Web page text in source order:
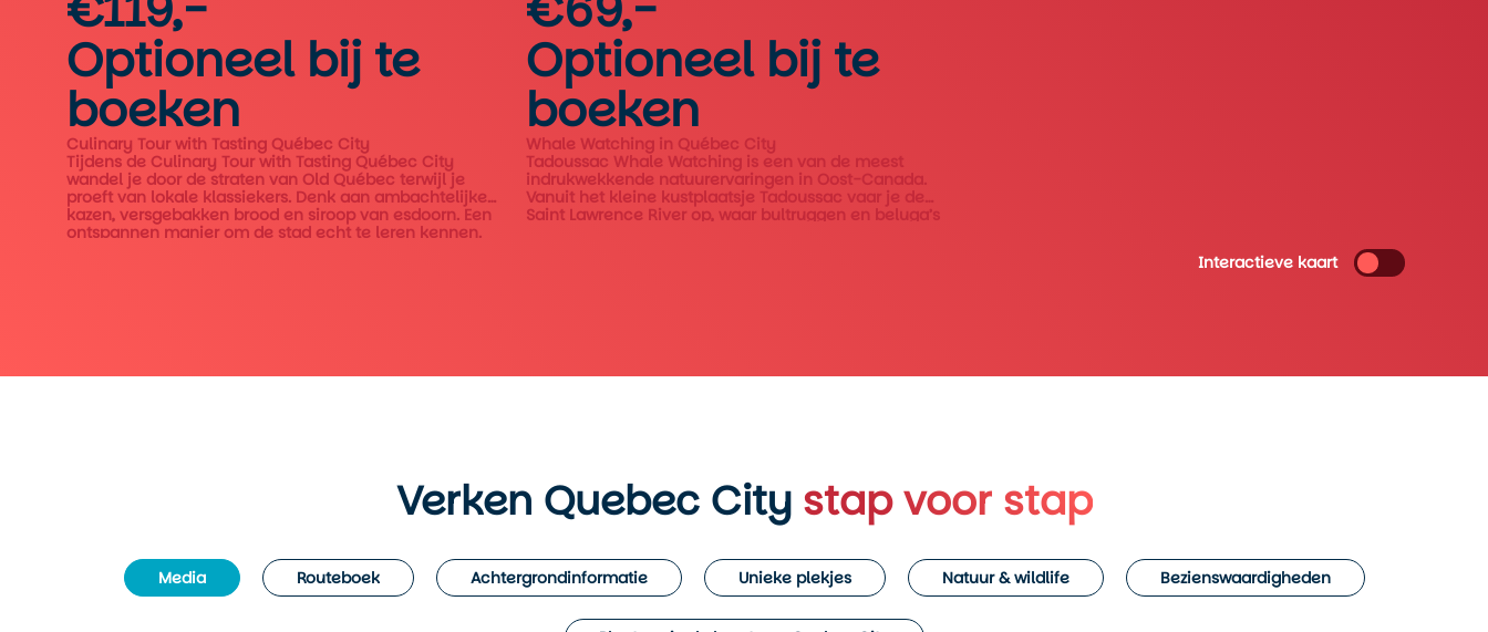
Interactieve kaart
Optioneel bij te
boeken
Culinary Tour with Tasting Québec City
Tijdens de Culinary Tour with Tasting Québec City
wandel je door de straten van Old Québec terwijl je
proeft van lokale klassiekers. Denk aan ambachtelijke
kazen, versgebakken brood en siroop van esdoorn. Een
ontspannen manier om de stad echt te leren kennen.
Optioneel bij te
boeken
Whale Watching in Québec City
Tadoussac Whale Watching is een van de meest
indrukwekkende natuurervaringen in Oost-Canada.
Vanuit het kleine kustplaatsje Tadoussac vaar je de
Saint Lawrence River op, waar bultruggen en beluga’s
Verken Quebec City stap voor stap
Media Routeboek Achtergrondinformatie Unieke plekjes Natuur & wildlife Bezienswaardigheden